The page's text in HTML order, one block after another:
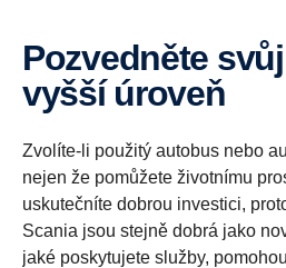
Pozvedněte svůj provoz na
vyšší úroveň
Zvolíte-li použitý autobus nebo
nejen že pomůžete životnímu
uskutečníte dobrou investici,
Scania jsou stejně dobrá jako
jaké poskytujete služby,